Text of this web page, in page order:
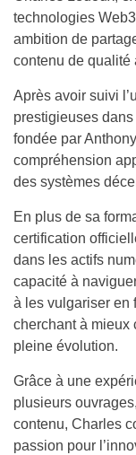
technologies
ambition de
contenu de qualité
Après avoir suivi
prestigieuses
fondée par
compréhension
des systèmes
En plus de sa
certification
dans les actifs
capacité à
à les vulgariser en
cherchant à mieux
pleine évolution.
Grâce à une
plusieurs
contenu, Charles
passion pour